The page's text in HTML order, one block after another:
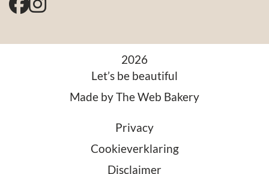
2026
Let’s be beautiful
Made byThe Web Bakery
Privacy
Cookieverklaring
Disclaimer